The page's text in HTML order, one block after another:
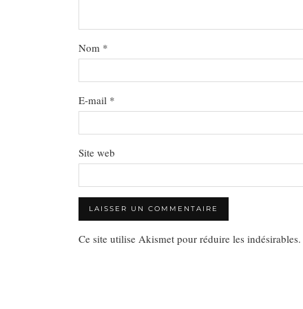
Nom *
E-mail *
Site web
Ce site utilise Akismet pour réduire les indésirables.